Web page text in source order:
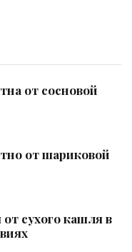
от сосновой
от шариковой
сухого кашля в